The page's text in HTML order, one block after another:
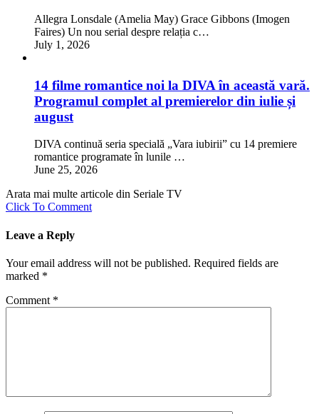
Allegra Lonsdale (Amelia May) Grace Gibbons (Imogen
Faires) Un nou serial despre relația c…
July 1, 2026
14 filme romantice noi la DIVA în această vară.
Programul complet al premierelor din iulie și
august
DIVA continuă seria specială „Vara iubirii” cu 14 premiere
romantice programate în lunile …
June 25, 2026
Arata mai multe articole din Seriale TV
Click To Comment
Leave a Reply
Your email address will not be published. Required fields are
marked *
Comment *